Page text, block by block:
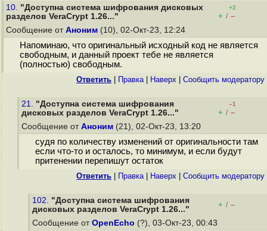
10. "Доступна система шифрования дисковых
разделов VeraCrypt 1.26..."
+2
+ / –
Сообщение от Аноним (10), 02-Окт-23, 12:24
Напоминаю, что оригинальный исходный код не является
свободным, и данный проект тебе не является
(полностью) свободным.
Ответить Правка| Наверх Cообщить модератору
21. "Доступна система шифрования
дисковых разделов VeraCrypt 1.26..."
–1
+ / –
Сообщение от Аноним (21), 02-Окт-23, 13:20
судя по количеству изменений от оригинальности там
если что-то и осталось, то минимум, и если будут
притенении перепишут остаток
Ответить Правка| Наверх Cообщить модератору
102. "Доступна система шифрования
дисковых разделов VeraCrypt 1.26..."
+ / –
Сообщение от OpenEcho (?), 03-Окт-23, 00:43